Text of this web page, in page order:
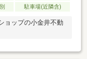
駐車場(近隣含)
ョップの小金井不動